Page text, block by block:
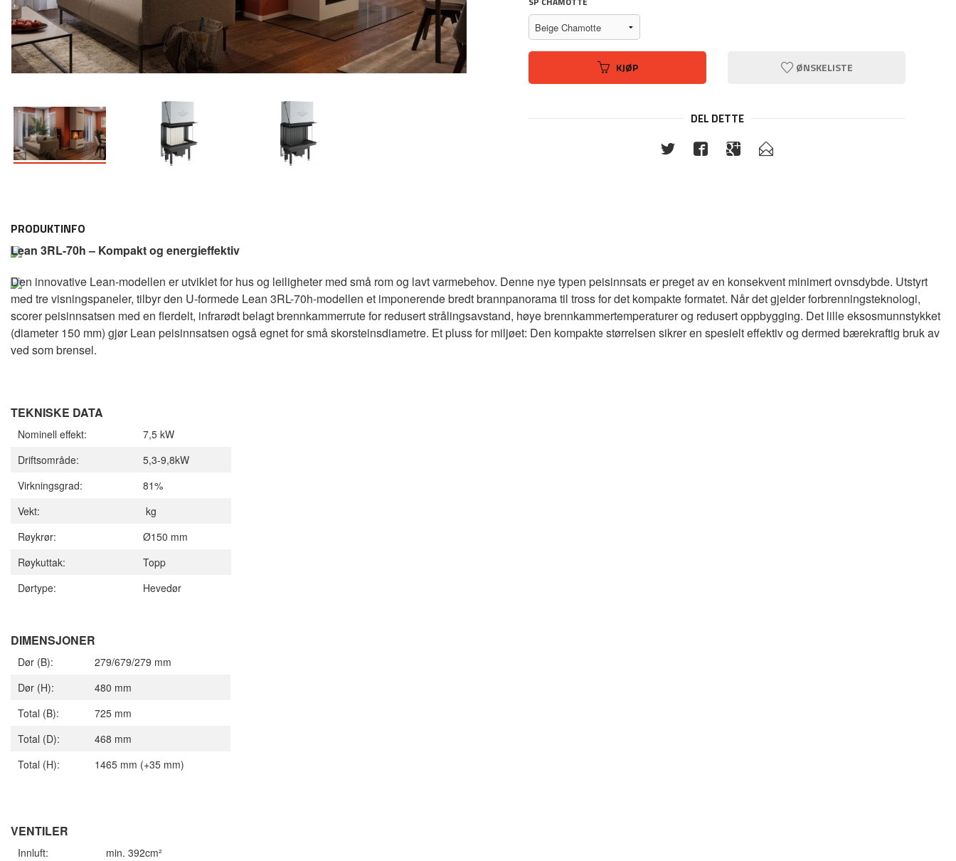
KJØP ØNSKELISTE
DEL DETTE
PRODUKTINFO
Lean 3RL-70h – Kompakt og energieffektiv
Den innovative Lean-modellen er utviklet for hus og leiligheter med små rom og lavt varmebehov. Denne nye typen peisinnsats er preget av en konsekvent minimert ovnsdybde. Utstyrt
med tre visningspaneler, tilbyr den U-formede Lean 3RL-70h-modellen et imponerende bredt brannpanorama til tross for det kompakte formatet. Når det gjelder forbrenningsteknologi,
scorer peisinnsatsen med en flerdelt, infrarødt belagt brennkammerrute for redusert strålingsavstand, høye brennkammertemperaturer og redusert oppbygging. Det lille eksosmunnstykket
(diameter 150 mm) gjør Lean peisinnsatsen også egnet for små skorsteinsdiametre. Et pluss for miljøet: Den kompakte størrelsen sikrer en spesielt effektiv og dermed bærekraftig bruk av
ved som brensel.
TEKNISKE DATA
Nominell effekt:
7,5 kW
Driftsområde:
5,3-9,8kW
Virkningsgrad:
81%
Vekt:
kg
Røykrør:
Ø150 mm
Røykuttak:
Topp
Dørtype:
Hevedør
DIMENSJONER
Dør (B):
279/679/279 mm
Dør (H):
480 mm
Total (B):
725 mm
Total (D):
468 mm
Total (H):
1465 mm (+35 mm)
VENTILER
Innluft:
min. 392cm²